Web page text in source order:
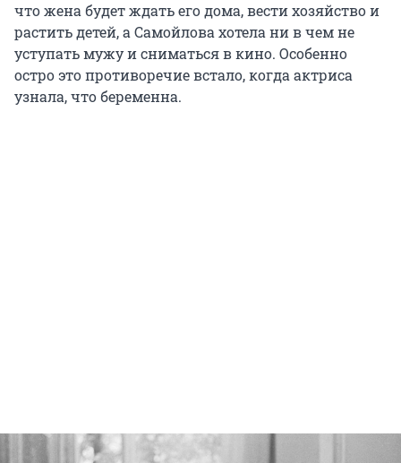
что жена будет ждать его дома, вести хозяйство и
растить детей, а Самойлова хотела ни в чем не
уступать мужу и сниматься в кино. Особенно
остро это противоречие встало, когда актриса
узнала, что беременна.